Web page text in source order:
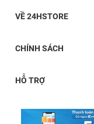
VỀ 24HSTORE
CHÍNH SÁCH
HỖ TRỢ